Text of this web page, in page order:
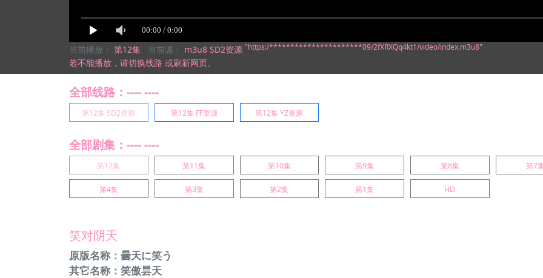
当前播放： 第12集 当前源： m3u8 SD2资源 "https:/**********************09/2fXRXQq4kt1/video/index.m3u8"
若不能播放， 请切换线路 或刷新网页。
全部线路：---- ----
第12集 SD2资源 第12集 FF资源 第12集 YZ资源
全部剧集：---- ----
第12集 第11集 第10集 第9集 第8集 第7
第4集 第3集 第2集 第1集 HD
笑对阴天
原版名称：曇天に笑う
其它名称：笑傲昙天